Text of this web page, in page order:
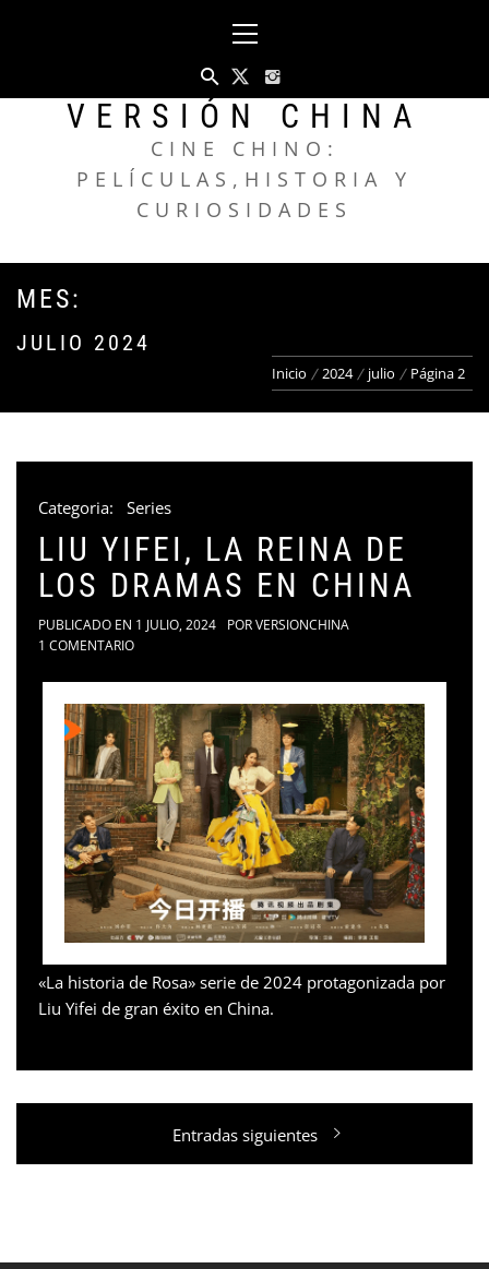
principal
VERSIÓN CHINA
CINE CHINO:
PELÍCULAS,HISTORIA Y
CURIOSIDADES
MES:
JULIO 2024
Inicio 2024 julio Página 2
Categoria: Series
LIU YIFEI, LA REINA DE
LOS DRAMAS EN CHINA
PUBLICADO EN 1 JULIO, 2024 PORVERSIONCHINA
1 COMENTARIO
«La historia de Rosa» serie de 2024 protagonizada por
Liu Yifei de gran éxito en China.
de
Entradas siguientes